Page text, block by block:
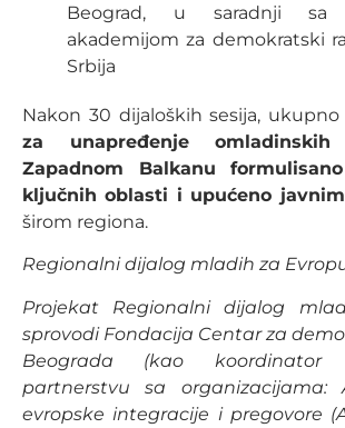
Beograd, u saradnji sa
akademijom za demokratski
Srbija
Nakon 30 dijaloških sesija,
za unapređenje
Zapadnom Balkanu
ključnih oblasti i upućeno
širom regiona.
Regionalni dijalog mladih za
Projekat Regionalni dijalog
sprovodi Fondacija Centar za
Beograda (kao
partnerstvu sa organizacijama:
evropske integracije i pregovore